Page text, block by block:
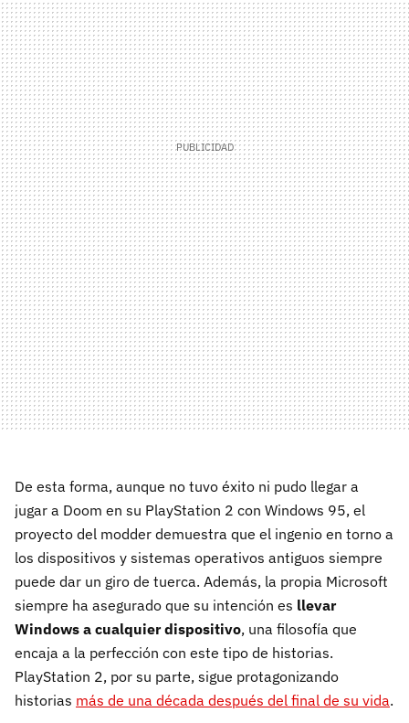
De esta forma, aunque no tuvo éxito ni pudo llegar a
jugar a Doom en su PlayStation 2 con Windows 95, el
proyecto del modder demuestra que el ingenio en torno a
los dispositivos y sistemas operativos antiguos siempre
puede dar un giro de tuerca. Además, la propia Microsoft
siempre ha asegurado que su intención es llevar
Windows a cualquier dispositivo, una filosofía que
encaja a la perfección con este tipo de historias.
PlayStation 2, por su parte, sigue protagonizando
historias más de una década después del final de su vida.